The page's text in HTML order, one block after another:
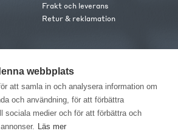
Frakt och leverans
Retur & reklamation
webbplats
att samla in och analysera information om
och användning, för att förbättra
sociala medier och för att förbättra och
Läs mer